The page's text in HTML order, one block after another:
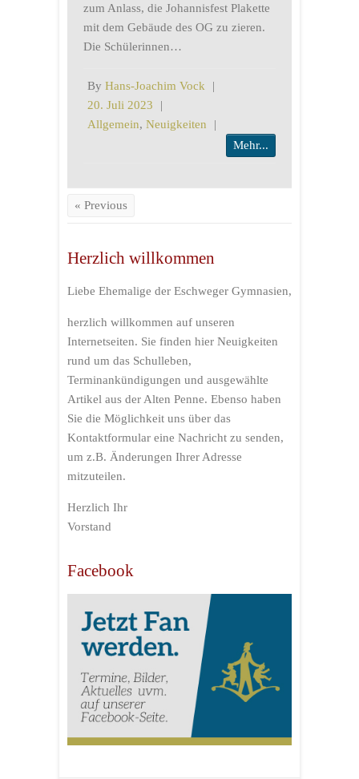
zum Anlass, die Johannisfest Plakette
mit dem Gebäude des OG zu zieren.
Die Schülerinnen…
By Hans-Joachim Vock
|
20. Juli 2023
|
Allgemein, Neuigkeiten
|
Mehr...
« Previous
Herzlich willkommen
Liebe Ehemalige der Eschweger Gymnasien,
herzlich willkommen auf unseren
Internetseiten. Sie finden hier Neuigkeiten
rund um das Schulleben,
Terminankündigungen und ausgewählte
Artikel aus der Alten Penne. Ebenso haben
Sie die Möglichkeit uns über das
Kontaktformular eine Nachricht zu senden,
um z.B. Änderungen Ihrer Adresse
mitzuteilen.
Herzlich Ihr
Vorstand
Facebook